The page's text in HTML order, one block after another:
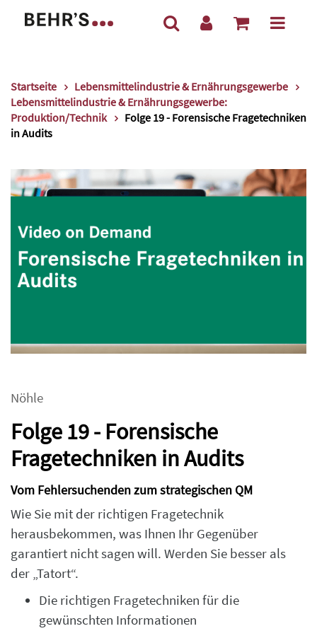
Startseite
Lebensmittelindustrie & Ernährungsgewerbe
Lebensmittelindustrie & Ernährungsgewerbe:
Produktion/Technik
Folge 19 - Forensische Fragetechniken
in Audits
Nöhle
Folge 19 - Forensische
Fragetechniken in Audits
Vom Fehlersuchenden zum strategischen QM
Wie Sie mit der richtigen Fragetechnik
herausbekommen, was Ihnen Ihr Gegenüber
garantiert nicht sagen will. Werden Sie besser als
der „Tatort“.
Die richtigen Fragetechniken für die
gewünschten Informationen